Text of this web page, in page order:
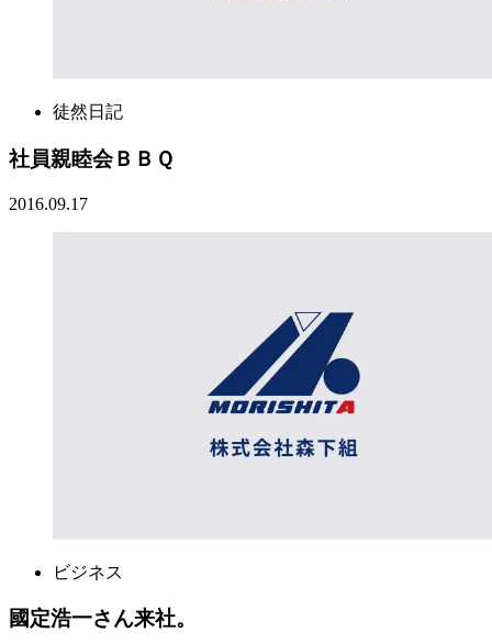
徒然日記
社員親睦会ＢＢＱ
2016.09.17
ビジネス
國定浩一さん来社。